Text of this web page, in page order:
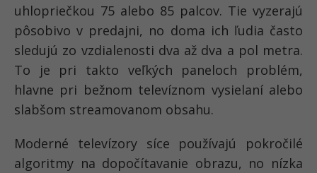
uhlopriečkou 75 alebo 85 palcov. Tie vyzerajú
pôsobivo v predajni, no doma ich ľudia často
sledujú zo vzdialenosti dva až dva a pol metra.
To je pri takto veľkých paneloch problém,
hlavne pri bežnom televíznom vysielaní alebo
slabšom streamovanom obsahu.
Moderné televízory síce používajú pokročilé
algoritmy na dopočítavanie obrazu, no nízka